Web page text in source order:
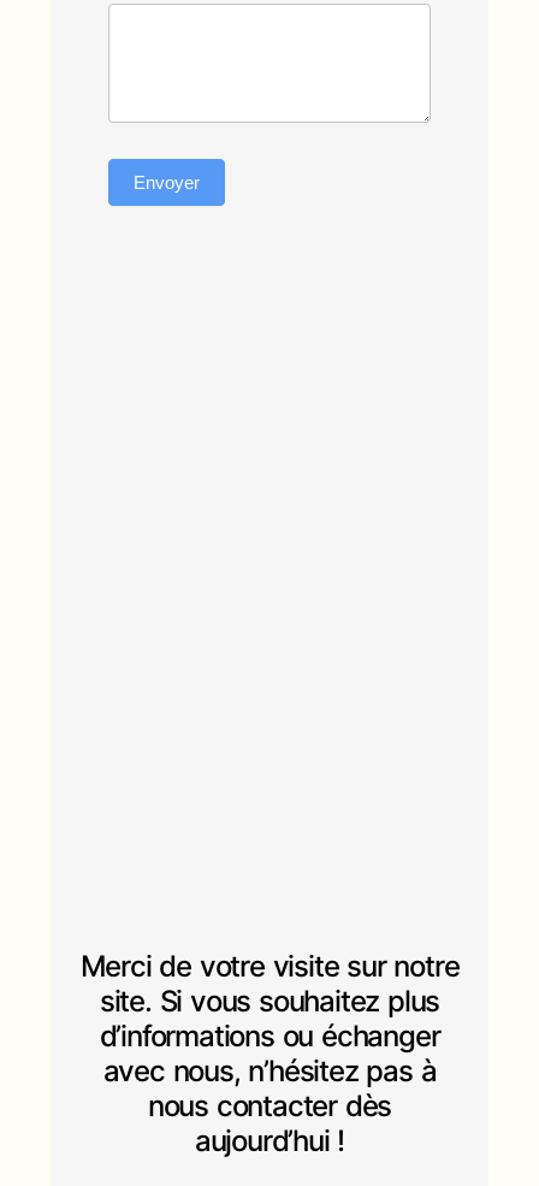
Envoyer
Merci de votre visite sur notre
site. Si vous souhaitez plus
d’informations ou échanger
avec nous, n’hésitez pas à
nous contacter dès
aujourd’hui !